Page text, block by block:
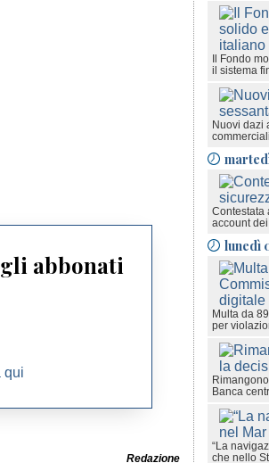
abbonati
qui
Redazione
Il Fondo
il sistema
Nuovi dazi
Contestata
account
lunedì
Multa da
per
Banca
“La
che nello